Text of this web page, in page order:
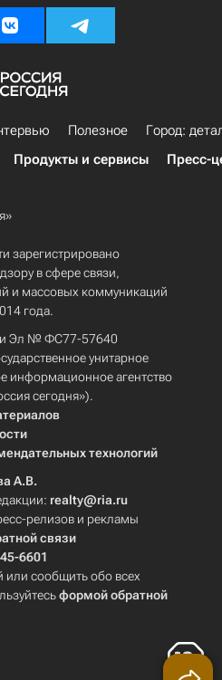
Полезное
Город:
Продукты и сервисы Пресс-
зарегистрировано
в сфере связи,
и массовых коммуникаций
года.
Эл № ФС77-57640
унитарное
информационное агентство
сегодня»).
технологий
А.В.
realty@ria.ru
релизов и рекламы
связи
6601
или сообщить обо всех
формой обратной